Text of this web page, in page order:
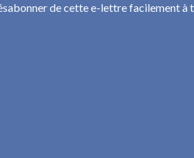
de cette e-lettre facilement à